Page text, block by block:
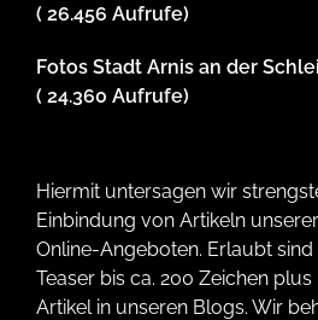
( 26.456 Aufrufe)
Fotos Stadt Arnis an der Schlei
( 24.360 Aufrufe)
Hiermit untersagen wir
Einbindung von Artikeln
Online-Angeboten. Erlaubt
Teaser bis ca. 200 Zeichen
Artikel in unseren Blogs. Wir